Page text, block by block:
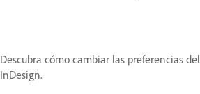
Descubra cómo cambiar las preferencias
InDesign.